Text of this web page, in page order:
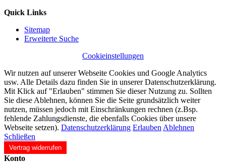
Quick Links
Sitemap
Erweiterte Suche
Cookieinstellungen
Wir nutzen auf unserer Webseite Cookies und Google Analytics
usw. Alle Details dazu finden Sie in unserer Datenschutzerklärung.
Mit Klick auf "Erlauben" stimmen Sie dieser Nutzung zu. Sollten
Sie diese Ablehnen, können Sie die Seite grundsätzlich weiter
nutzen, müssen jedoch mit Einschränkungen rechnen (z.Bsp.
fehlende Zahlungsdienste, die ebenfalls Cookies über unsere
Webseite setzen). Datenschutzerklärung Erlauben Ablehnen
Schließen
Vertrag widerrufen
Konto